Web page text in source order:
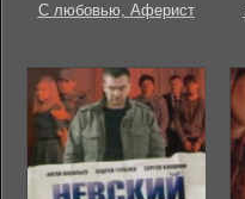
С любовью, Аферист